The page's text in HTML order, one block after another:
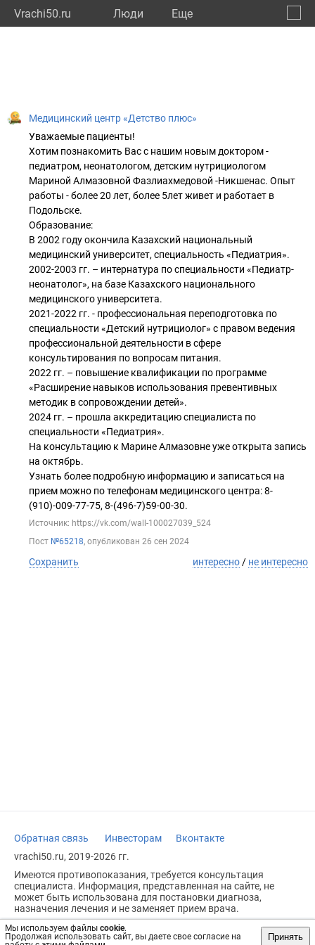
Vrachi50.ru Люди Eще
Мы используем файлы cookie.
Продолжая использовать сайт, вы даете свое согласие на
Принять
Медицинский центр «Детство плюс»
Уважаемые пациенты!
Хотим познакомить Вас с нашим новым доктором -
педиатром, неонатологом, детским нутрициологом
Мариной Алмазовной Фазлиахмедовой -Никшенас. Опыт
работы - более 20 лет, более 5лет живет и работает в
Подольске.
Образование:
В 2002 году окончила Казахский национальный
медицинский университет, специальность «Педиатрия».
2002-2003 гг. – интернатура по специальности «Педиатр-
неонатолог», на базе Казахского национального
медицинского университета.
2021-2022 гг. - профессиональная переподготовка по
специальности «Детский нутрициолог» с правом ведения
профессиональной деятельности в сфере
консультирования по вопросам питания.
2022 гг. – повышение квалификации по программе
«Расширение навыков использования превентивных
методик в сопровождении детей».
2024 гг. – прошла аккредитацию специалиста по
специальности «Педиатрия».
На консультацию к Марине Алмазовне уже открыта запись
на октябрь.
Узнать более подробную информацию и записаться на
прием можно по телефонам медицинского центра: 8-
(910)-009-77-75, 8-(496-7)59-00-30.
Источник: https://vk.com/wall-100027039_524
Пост №65218, опубликован 26 сен 2024
Сохранить интересно / не интересно
Обратная связь Инвесторам
Вконтакте
vrachi50.ru, 2019-2026 гг.
Имеются противопоказания, требуется консультация
специалиста. Информация, представленная на сайте, не
может быть использована для постановки диагноза,
назначения лечения и не заменяет прием врача.
Возрастное ограничение: 18+